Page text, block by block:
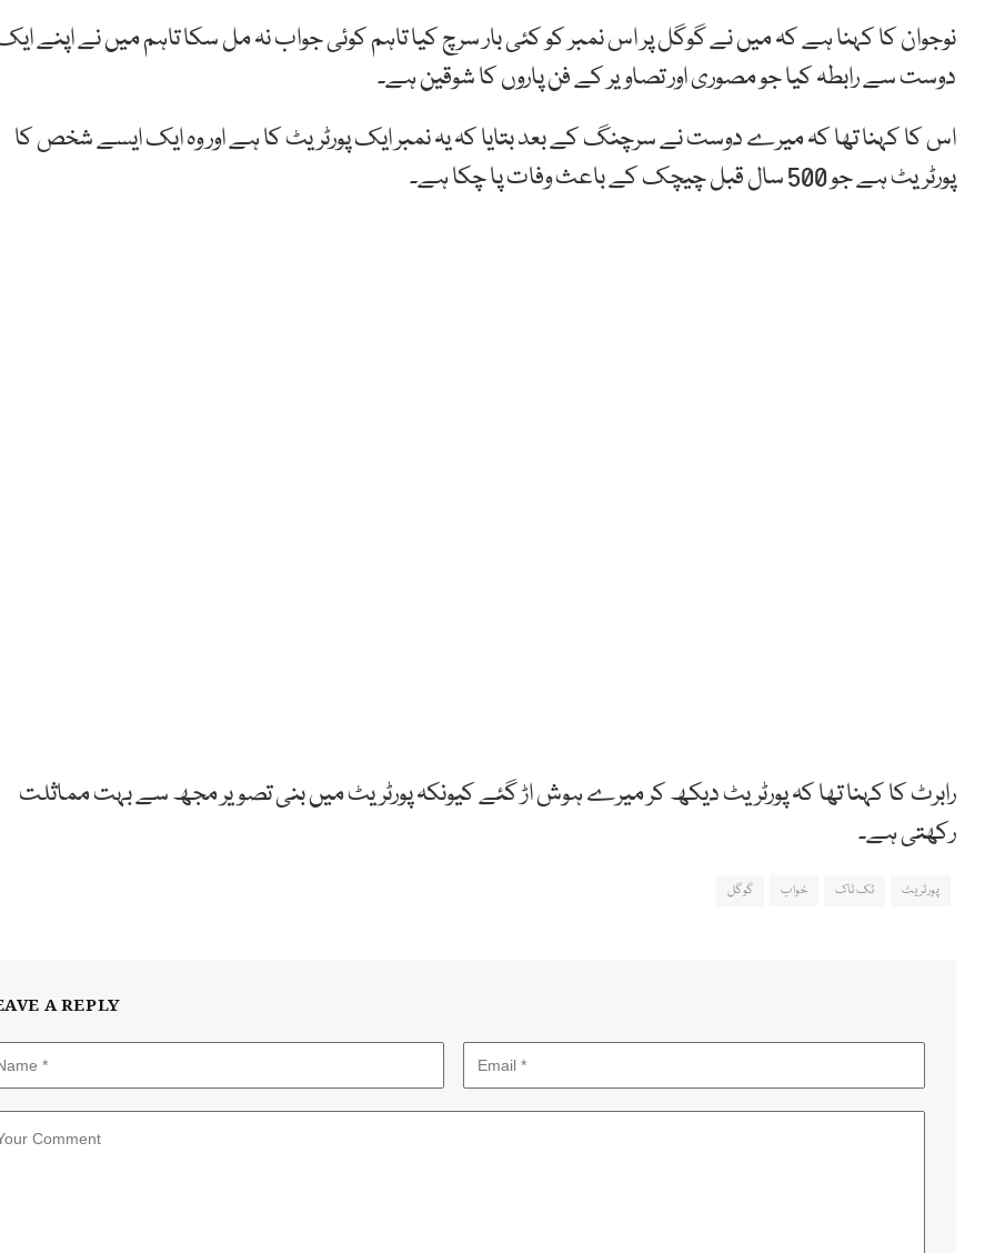
نوجوان کا کہنا ہے کہ میں نے گوگل پر اس نمبر کو کئی بار سرچ کیا تاہم کوئی جواب نہ مل سکا تاہم میں نے اپنے
دوست سے رابطہ کیا جو مصوری اور تصاویر کے فن پاروں کا شوقین ہے۔
اس کا کہنا تھا کہ میرے دوست نے سرچنگ کے بعد بتایا کہ یہ نمبر ایک پورٹریٹ کا ہے اور وہ ایک ایسے شخص کا
پورٹریٹ ہے جو 500 سال قبل چیچک کے باعث وفات پا چکا ہے۔
رابرٹ کا کہنا تھا کہ پورٹریٹ دیکھ کر میرے ہوش اڑ گئے کیونکہ پورٹریٹ میں بنی تصویر مجھ سے بہت مماثلت
رکھتی ہے۔
پورٹریٹ ٹک ٹاک خواب گوگل
A REPLY